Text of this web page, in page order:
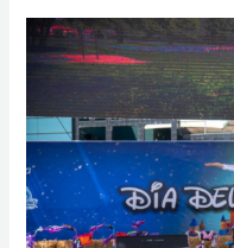
Música
y
en
el
Día
del
Niño